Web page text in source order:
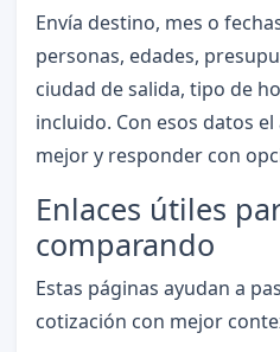
Envía destino, mes o
personas, edades,
ciudad de salida, tipo de
incluido. Con esos datos
mejor y responder con
Enlaces útiles
comparando
Estas páginas ayudan a
cotización con mejor